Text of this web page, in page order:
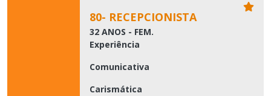
80- RECEPCIONISTA
32 ANOS - FEM.
Experiência
Comunicativa
Carismática